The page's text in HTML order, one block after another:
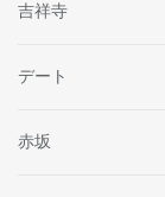
吉祥寺
デート
赤坂